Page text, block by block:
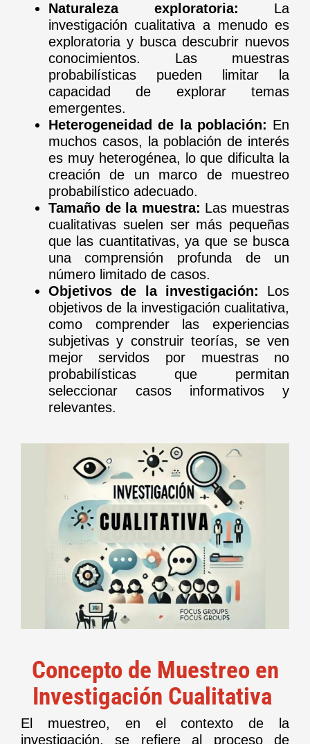
Naturaleza exploratoria: La
investigación cualitativa a menudo es
exploratoria y busca descubrir nuevos
conocimientos. Las muestras
probabilísticas pueden limitar la
capacidad de explorar temas
emergentes.
Heterogeneidad de la población: En
muchos casos, la población de interés
es muy heterogénea, lo que dificulta la
creación de un marco de muestreo
probabilístico adecuado.
Tamaño de la muestra: Las muestras
cualitativas suelen ser más pequeñas
que las cuantitativas, ya que se busca
una comprensión profunda de un
número limitado de casos.
Objetivos de la investigación: Los
objetivos de la investigación cualitativa,
como comprender las experiencias
subjetivas y construir teorías, se ven
mejor servidos por muestras no
probabilísticas que permitan
seleccionar casos informativos y
relevantes.
Concepto de Muestreo en
Investigación Cualitativa
El muestreo, en el contexto de la
investigación, se refiere al proceso de